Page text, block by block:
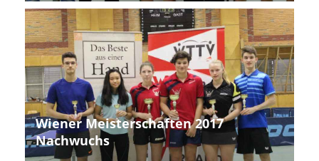
Wiener Meisterschaften 2017
Nachwuchs